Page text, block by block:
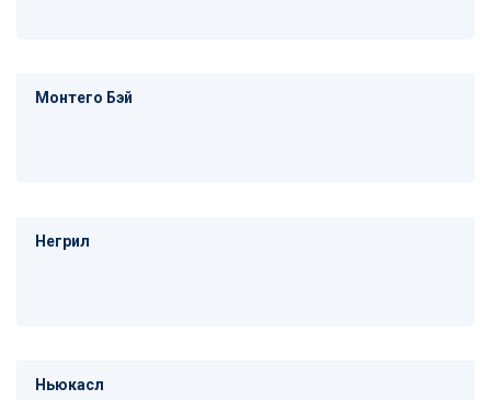
Монтего Бэй
Негрил
Ньюкасл